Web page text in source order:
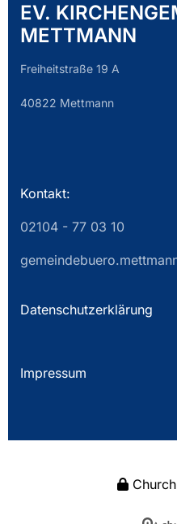
EV.
METTMANN
Freiheitstraße 19 A
40822 Mettmann
Kontakt:
02104 - 77 03 10
Datenschutzerklärung
Impressum